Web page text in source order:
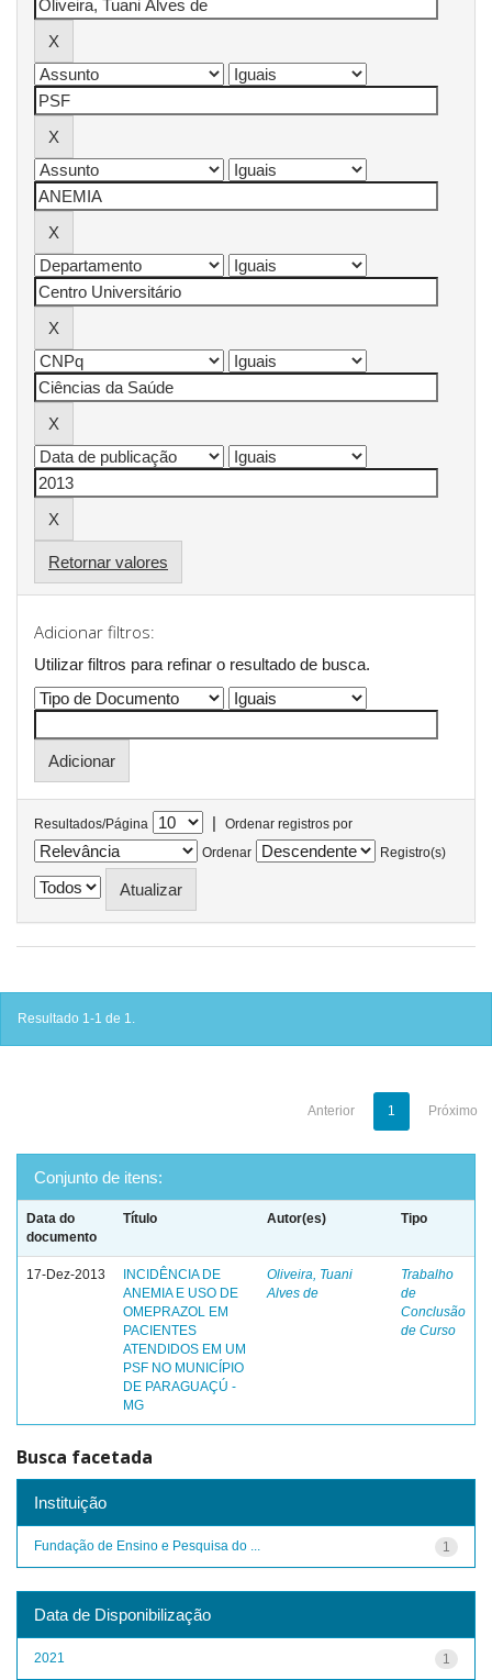
Retornar valores
Adicionar filtros:
Utilizar filtros para refinar o resultado de busca.
Resultados/Página |
Ordenar registros por
Ordenar
Registro(s)
Resultado 1-1 de 1.
Anterior 1 Próximo
Conjunto de itens:
Data do
documento
Título Autor(es) Tipo
17-Dez-2013
INCIDÊNCIA DE
ANEMIA E USO DE
OMEPRAZOL EM
PACIENTES
ATENDIDOS EM UM
PSF NO MUNICÍPIO
DE PARAGUAÇÚ -
MG
Oliveira, Tuani
Alves de
Trabalho
de
Conclusão
de Curso
Busca facetada
Instituição
1
Fundação de Ensino e Pesquisa do ...
Data de Disponibilização
1
2021